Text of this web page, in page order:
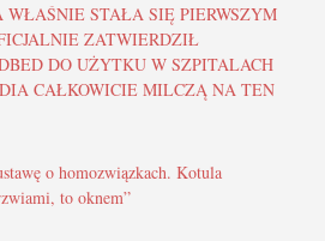
WŁAŚNIE STAŁA SIĘ PIERWSZYM
ZATWIERDZIŁ
DO UŻYTKU W SZPITALACH
CAŁKOWICIE MILCZĄ NA TEN
o homozwiązkach. Kotula
to oknem”